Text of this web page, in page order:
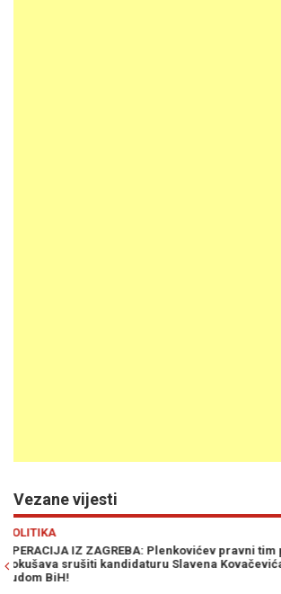
Vezane vijesti
a
REGIJA
HRVATSKI MEDIJ PIŠE: "Vučić i
strancima, vara svoje glasače i